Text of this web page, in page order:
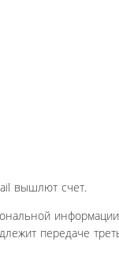
вышлют счет.
передаче